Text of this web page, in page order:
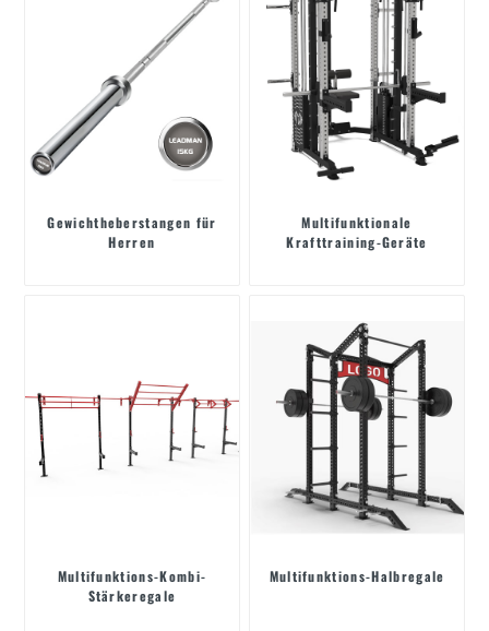
Gewichtheberstangen für
Herren
Multifunktionale
Krafttraining-Geräte
Multifunktions-Kombi-
Stärkeregale
Multifunktions-Halbregale